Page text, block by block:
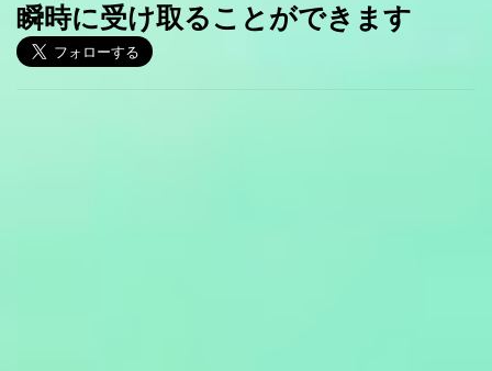
瞬時に受け取ることができます